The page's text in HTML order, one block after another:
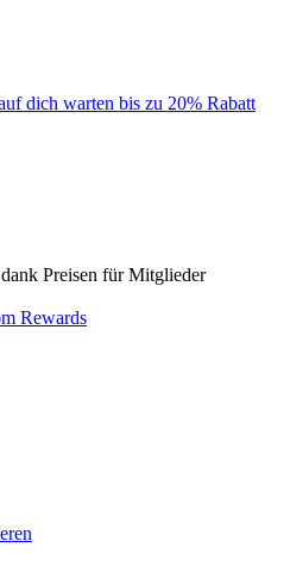
dich warten bis zu 20% Rabatt
Preisen für Mitglieder
Rewards